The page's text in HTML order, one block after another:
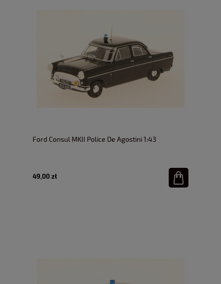
Ford Consul MKII Police De Agostini 1:43
49,00 zł